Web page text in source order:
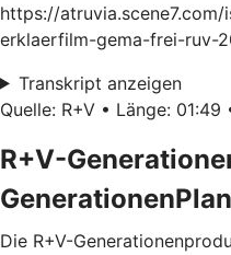
https://
erklaerfilm-gema-frei-ruv-
Transkript anzeigen
Quelle: R+V • Länge:
R+V-
Die R+V-